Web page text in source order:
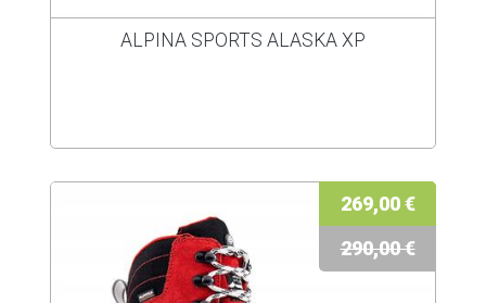
ALPINA SPORTS ALASKA XP
269,00 €
290,00 €